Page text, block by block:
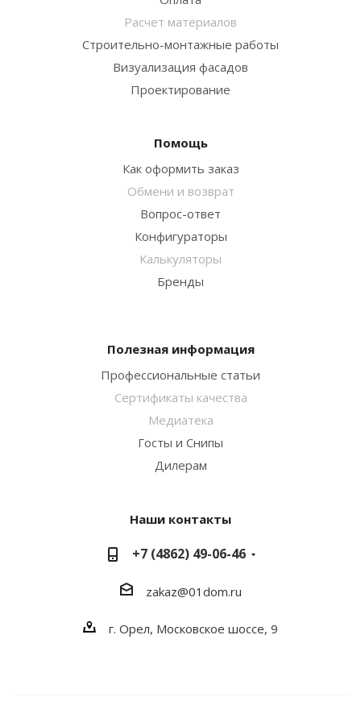
Расчет материалов
Строительно-монтажные работы
Визуализация фасадов
Проектирование
Помощь
Как оформить заказ
Обмени и возврат
Вопрос-ответ
Конфигураторы
Калькуляторы
Бренды
Полезная информация
Профессиональные статьи
Сертификаты качества
Медиатека
Госты и Снипы
Дилерам
Наши контакты
+7 (4862) 49-06-46
zakaz@01dom.ru
г. Орел, Московское шоссе, 9